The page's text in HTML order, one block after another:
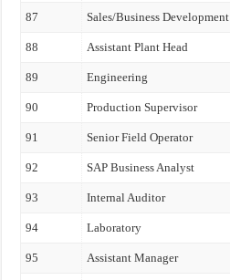
87 Sales/Business Development
88 Assistant Plant Head
89 Engineering
90 Production Supervisor
91 Senior Field Operator
92 SAP Business Analyst
93 Internal Auditor
94 Laboratory
95 Assistant Manager